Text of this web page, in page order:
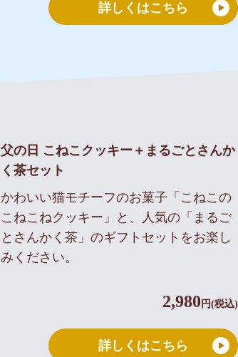
詳しくはこちら
父の日 こねこクッキー＋まるごとさんか
く茶セット
かわいい猫モチーフのお菓子「こねこの
こねこねクッキー」と、人気の「まるご
とさんかく茶」のギフトセットをお楽し
みください。
2,980 円(税込)
詳しくはこちら